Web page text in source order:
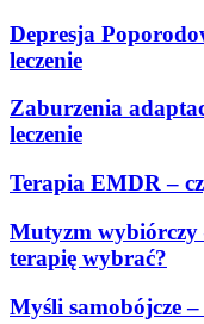
Depresja
leczenie
Zaburzenia
leczenie
Terapia EMDR –
Mutyzm wybiórczy
terapię wybrać?
Myśli samobójcze